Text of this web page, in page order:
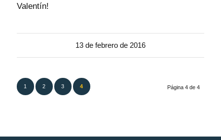
Valentín!
13 de febrero de 2016
Página 4 de 4
1 2 3 4